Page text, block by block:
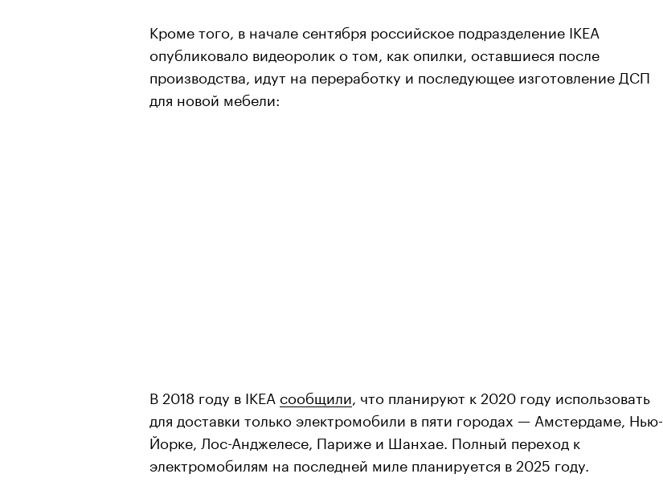
Кроме того, в начале сентября российское подразделение IKEA
опубликовало видеоролик о том, как опилки, оставшиеся после
производства, идут на переработку и последующее изготовление ДСП
для новой мебели:
В 2018 году в IKEA сообщили , что планируют к 2020 году использовать
для доставки только электромобили в пяти городах — Амстердаме, Нью-
Йорке, Лос-Анджелесе, Париже и Шанхае. Полный переход к
электромобилям на последней миле планируется в 2025 году.